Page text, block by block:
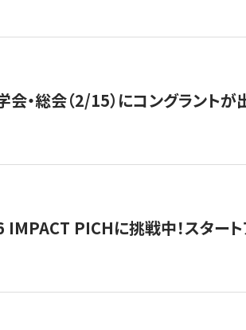
・総会（2/15）にコングラントが
PICHに挑戦中！スター